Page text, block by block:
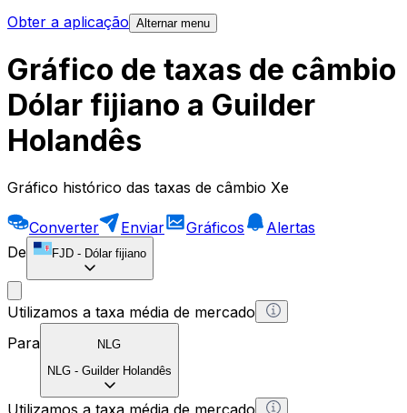
Obter a aplicação Alternar menu
Gráfico de taxas de câmbio
Dólar fijiano a Guilder
Holandês
Gráfico histórico das taxas de câmbio Xe
Converter Enviar Gráficos
Alertas
De
FJD - Dólar fijiano
Utilizamos a taxa média de mercado
Para
NLG
NLG - Guilder Holandês
Utilizamos a taxa média de mercado